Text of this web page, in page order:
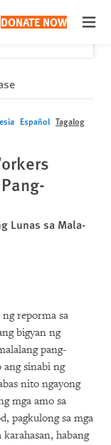
DONATE NOW
English?
Español Tagalog
Lunas sa Mala-
reporma sa
bigyan ng
pang-
ang sinabi ng
nito ngayong
mga amo sa
pagkulong sa mga
habang